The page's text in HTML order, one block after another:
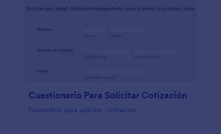
Cuestionario Para Solicitar Cotización
Formulario para solicitar cotizacion